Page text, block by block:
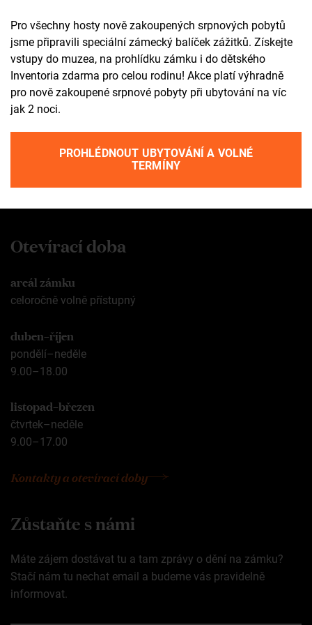
Kontakt
+420 602 565 309
tic@zamekzdar.cz
SOCIÁLNÍ SÍTĚ
ig
yt
ta
Otevírací doba
areál zámku
celoročně volně přístupný
duben–říjen
pondělí–neděle
9.00–18.00
listopad–březen
čtvrtek–neděle
9.00–17.00
Kontakty a otevírací doby
Zůstaňte s námi
Máte zájem dostávat tu a tam zprávy o dění na zámku?
Stačí nám tu nechat email a budeme vás pravidelně
informovat.
Pro všechny hosty nově zakoupených srpnových pobytů
jsme připravili speciální zámecký balíček zážitků. Získejte
vstupy do muzea, na prohlídku zámku i do dětského
Inventoria zdarma pro celou rodinu! Akce platí výhradně
pro nově zakoupené srpnové pobyty při ubytování na víc
jak 2 noci.
PROHLÉDNOUT UBYTOVÁNÍ A VOLNÉ
TERMÍNY